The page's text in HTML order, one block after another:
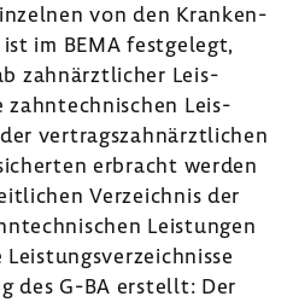
von den Kran­ken­
im BEMA fest­ge­legt,
zahn­ärzt­li­cher Leis­
zahn­tech­ni­schen Leis­
vertrags­zahn­ärzt­li­chen
erbracht werden
Verzeichnis der
Leis­tungen
Leis­tungs­ver­zeich­nisse
des G-BA erstellt: Der